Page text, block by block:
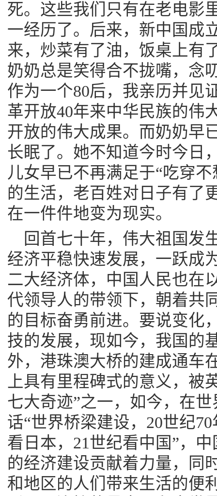
死。这些我们只有在老电影
一经历了。后来，新中国成
来，炒菜有了油，饭桌上有
奶奶总是笑得合不拢嘴，念
作为一个80后，我亲历并见
革开放40年来中华民族的伟
开放的伟大成果。而奶奶早
长眠了。她不知道今时今日
儿女早已不再满足于“吃穿
的生活，老百姓对日子有了
在一件件地变为现实。
回首七十年，伟大祖国发
经济平稳快速发展，一跃成
二大经济体，中国人民也在
代领导人的带领下，朝着共
的目标奋勇前进。要说变化
技的发展，现如今，我国的
外，港珠澳大桥的建成通车
上具有里程碑式的意义，被
七大奇迹”之一，如今，在
话“世界桥梁建设，20世纪
看日本，21世纪看中国”，
的经济建设贡献着力量，同
和地区的人们带来生活的便